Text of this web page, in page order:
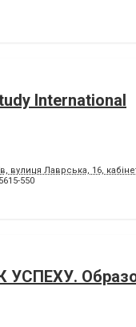
International
вулиця Лаврська, 16,
550
УСПЕХУ.